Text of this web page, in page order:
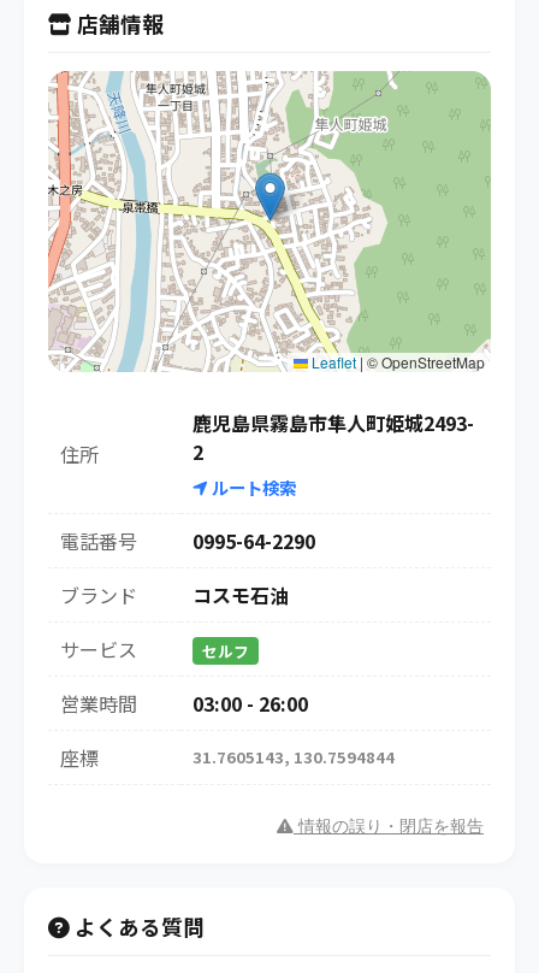
店舗情報
Leaflet | © OpenStreetMap
住所
鹿児島県霧島市隼人町姫城2493-
2
ルート検索
電話番号
0995-64-2290
ブランド
コスモ石油
サービス
セルフ
営業時間
03:00 - 26:00
座標
31.7605143, 130.7594844
情報の誤り・閉店を報告
よくある質問